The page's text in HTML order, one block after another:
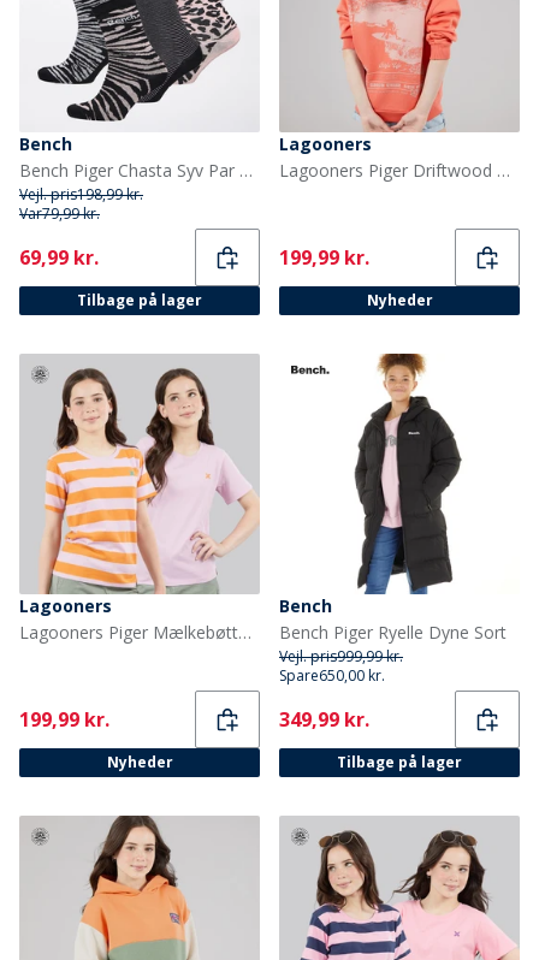
Bench
Bench Piger Chasta Syv Par Sokker Assorteret
Vejl. pris198,99 kr.
Var79,99 kr.
Current
69,99 kr.
Tilbage på lager
Lagooners
Lagooners Piger Driftwood Hættetrøje Mandarin
Current
199,99 kr.
Nyheder
Lagooners
Lagooners Piger Mælkebøtte To Pak T Shirts Lilac
Current
199,99 kr.
Nyheder
Bench
Bench Piger Ryelle Dyne Sort
Vejl. pris999,99 kr.
Spare650,00 kr.
Current
349,99 kr.
Tilbage på lager